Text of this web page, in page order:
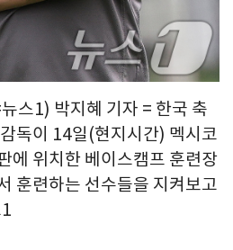
스1) 박지혜 기자 = 한국 축
독이 14일(현지시간) 멕시코
에 위치한 베이스캠프 훈련장
훈련하는 선수들을 지켜보고